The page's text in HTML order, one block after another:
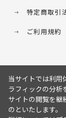
特定商取引
ご利用規約
当サイトでは利用
ラフィックの分析
サイトの閲覧を継
のといたします。